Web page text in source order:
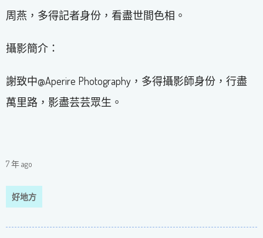
周燕，多得記者身份，看盡世間色相。
攝影簡介：
謝致中@Aperire Photography，多得攝影師身份，行盡
萬里路，影盡芸芸眾生。
7 年 ago
好地方